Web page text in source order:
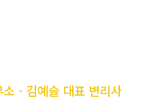
- 김예슬 대표 변리사